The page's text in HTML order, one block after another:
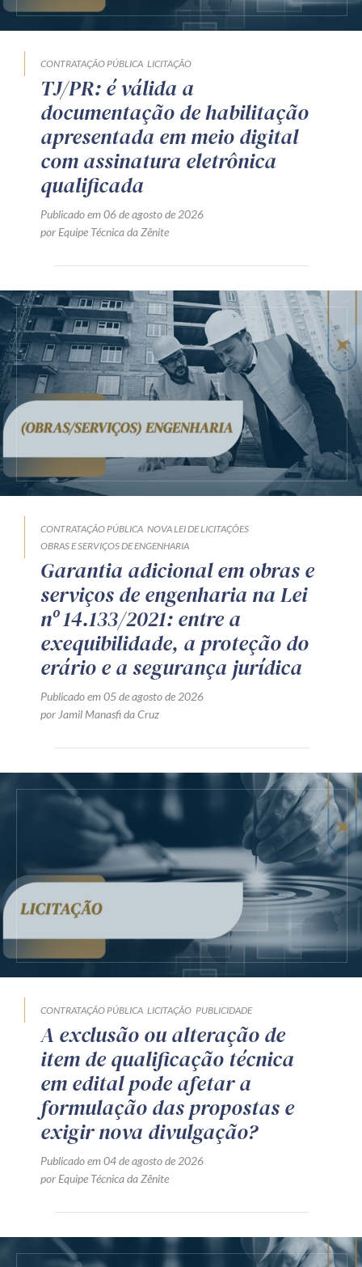
CONTRATAÇÃO PÚBLICA LICITAÇÃO
TJ/PR: é válida a
documentação de habilitação
apresentada em meio digital
com assinatura eletrônica
qualificada
Publicado em 06 de agosto de 2026
por Equipe Técnica da Zênite
CONTRATAÇÃO PÚBLICA NOVA LEI DE LICITAÇÕES
OBRAS E SERVIÇOS DE ENGENHARIA
Garantia adicional em obras e
serviços de engenharia na Lei
nº 14.133/2021: entre a
exequibilidade, a proteção do
erário e a segurança jurídica
Publicado em 05 de agosto de 2026
por Jamil Manasfi da Cruz
CONTRATAÇÃO PÚBLICA LICITAÇÃO PUBLICIDADE
A exclusão ou alteração de
item de qualificação técnica
em edital pode afetar a
formulação das propostas e
exigir nova divulgação?
Publicado em 04 de agosto de 2026
por Equipe Técnica da Zênite